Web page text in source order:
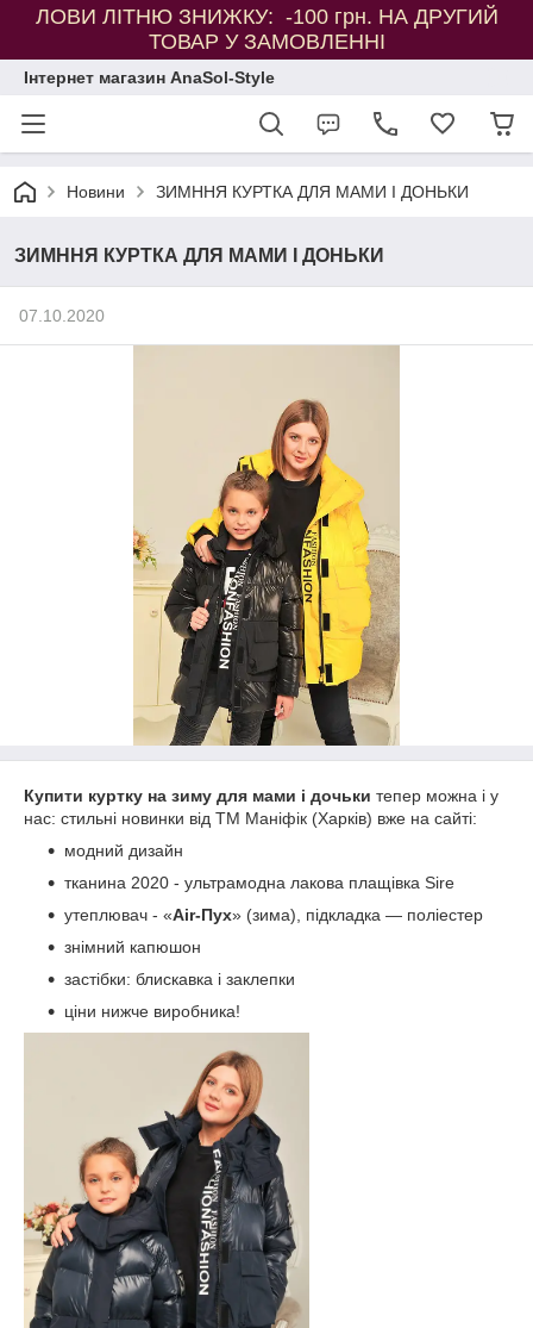
ЛОВИ ЛІТНЮ ЗНИЖКУ: -100 грн. НА ДРУГИЙ
ТОВАР У ЗАМОВЛЕННІ
Інтернет магазин AnaSol-Style
Новини ЗИМННЯ КУРТКА ДЛЯ МАМИ І ДОНЬКИ
ЗИМННЯ КУРТКА ДЛЯ МАМИ І ДОНЬКИ
07.10.2020
Купити куртку на зиму для мами і дочьки тепер можна і у
нас: стильні новинки від ТМ Маніфік (Харків) вже на сайті:
модний дизайн
тканина 2020 - ультрамодна лакова плащівка Sire
утеплювач - «Air-Пух» (зима), підкладка — поліестер
знімний капюшон
застібки: блискавка і заклепки
ціни нижче виробника!